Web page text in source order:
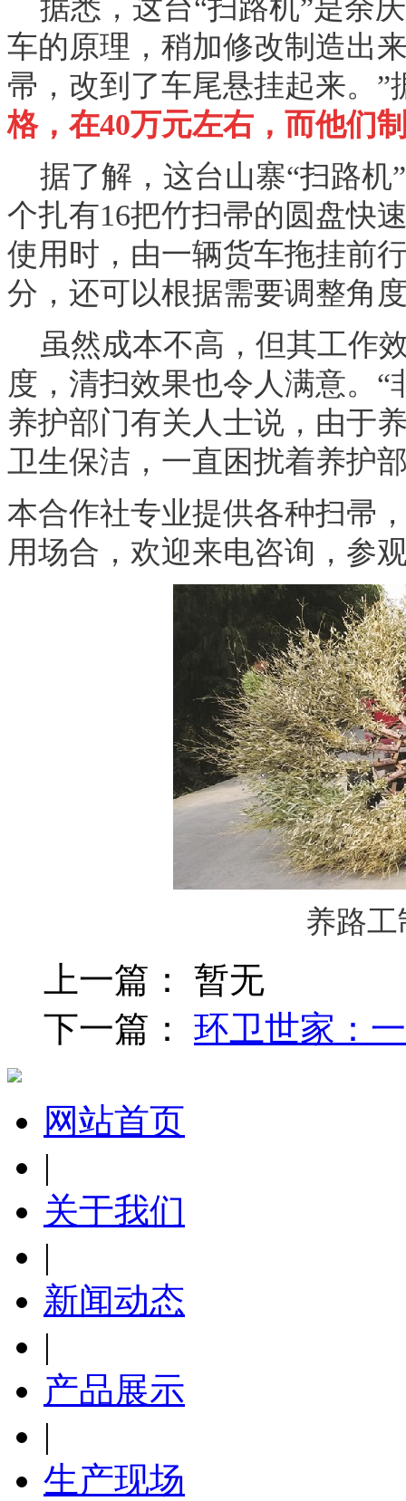
据悉，这台“扫路机”是余
车的原理，稍加修改制造出
帚，改到了车尾悬挂起来。”
格，在40万元左右，而他们
据了解，这台山寨“扫路机
个扎有16把竹扫帚的圆盘快
使用时，由一辆货车拖挂前
分，还可以根据需要调整角
虽然成本不高，但其工作
度，清扫效果也令人满意。
养护部门有关人士说，由于
卫生保洁，一直困扰着养护
本合作社专业提供各种扫帚
用场合，欢迎来电咨询，参
养路
上一篇： 暂无
下一篇： 环卫世家：
网站首页
|
关于我们
|
新闻动态
|
产品展示
|
生产现场